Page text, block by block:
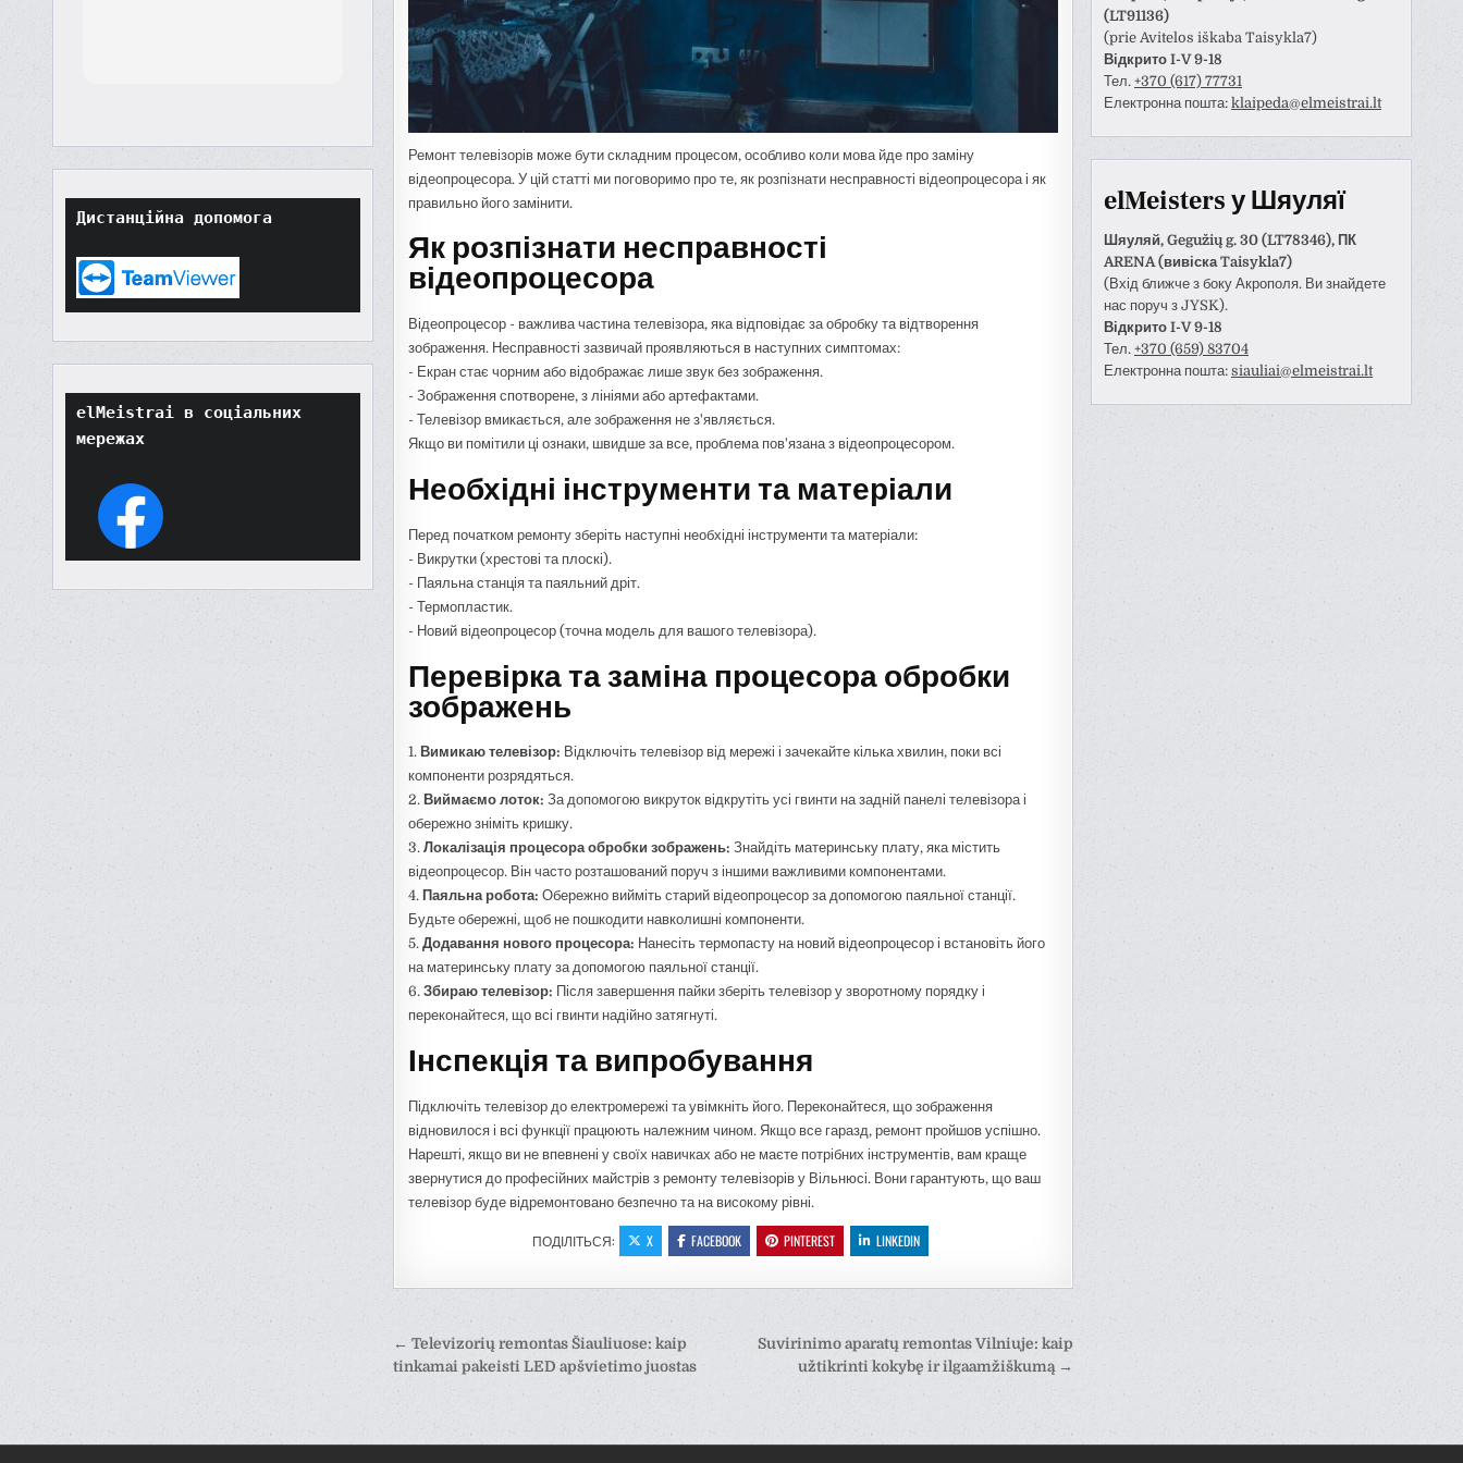
Дистанційна допомога
elMeistrai в соціальних
мережах
Ремонт телевізорів може бути складним процесом, особливо коли мова йде про заміну
відеопроцесора. У цій статті ми поговоримо про те, як розпізнати несправності відеопроцесора і як
правильно його замінити.
Як розпізнати несправності
відеопроцесора
Відеопроцесор - важлива частина телевізора, яка відповідає за обробку та відтворення
зображення. Несправності зазвичай проявляються в наступних симптомах:
- Екран стає чорним або відображає лише звук без зображення.
- Зображення спотворене, з лініями або артефактами.
- Телевізор вмикається, але зображення не з'являється.
Якщо ви помітили ці ознаки, швидше за все, проблема пов'язана з відеопроцесором.
Необхідні інструменти та матеріали
Перед початком ремонту зберіть наступні необхідні інструменти та матеріали:
- Викрутки (хрестові та плоскі).
- Паяльна станція та паяльний дріт.
- Термопластик.
- Новий відеопроцесор (точна модель для вашого телевізора).
Перевірка та заміна процесора обробки
зображень
1. Вимикаю телевізор: Відключіть телевізор від мережі і зачекайте кілька хвилин, поки всі
компоненти розрядяться.
2. Виймаємо лоток: За допомогою викруток відкрутіть усі гвинти на задній панелі телевізора і
обережно зніміть кришку.
3. Локалізація процесора обробки зображень: Знайдіть материнську плату, яка містить
відеопроцесор. Він часто розташований поруч з іншими важливими компонентами.
4. Паяльна робота: Обережно вийміть старий відеопроцесор за допомогою паяльної станції.
Будьте обережні, щоб не пошкодити навколишні компоненти.
5. Додавання нового процесора: Нанесіть термопасту на новий відеопроцесор і встановіть його
на материнську плату за допомогою паяльної станції.
6. Збираю телевізор: Після завершення пайки зберіть телевізор у зворотному порядку і
переконайтеся, що всі гвинти надійно затягнуті.
Інспекція та випробування
Підключіть телевізор до електромережі та увімкніть його. Переконайтеся, що зображення
відновилося і всі функції працюють належним чином. Якщо все гаразд, ремонт пройшов успішно.
Нарешті, якщо ви не впевнені у своїх навичках або не маєте потрібних інструментів, вам краще
звернутися до професійних майстрів з ремонту телевізорів у Вільнюсі. Вони гарантують, що ваш
телевізор буде відремонтовано безпечно та на високому рівні.
ПОДІЛІТЬСЯ: X FACEBOOK PINTEREST LINKEDIN
Навігація
записів
Suvirinimo aparatų remontas Vilniuje: kaip
užtikrinti kokybę ir ilgaamžiškumą →
← Televizorių remontas Šiauliuose: kaip
tinkamai pakeisti LED apšvietimo juostas
(LT91136)
(prie Avitelos iškaba Taisykla7)
Відкрито I-V 9-18
Тел. +370 (617) 77731
Електронна пошта: klaipeda@elmeistrai.lt
elMeisters у Шяуляї
Шяуляй, Gegužių g. 30 (LT78346), ПК
ARENA (вивіска Taisykla7)
(Вхід ближче з боку Акрополя. Ви знайдете
нас поруч з JYSK).
Відкрито I-V 9-18
Тел. +370 (659) 83704
Електронна пошта: siauliai@elmeistrai.lt